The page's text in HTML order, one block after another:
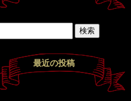
最近の投稿